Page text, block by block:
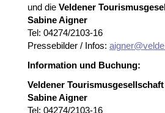
und die Veldener
Sabine Aigner
Tel: 04274/2103-16
Pressebilder / Infos:
Information und Buchung:
Veldener Tourismusgesellschaft
Sabine Aigner
Tel: 04274/2103-16